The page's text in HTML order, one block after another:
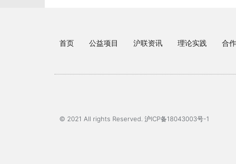
首页 公益项目 沪联资讯 理论实践 合
© 2021 All rights Reserved. 沪ICP备18043003号-1